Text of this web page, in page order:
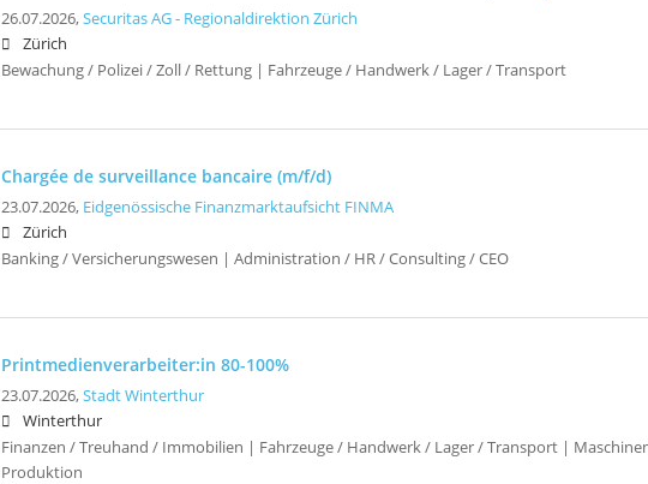
26.07.2026,Securitas AG - Regionaldirektion Zürich
Zürich
Bewachung / Polizei / Zoll / Rettung | Fahrzeuge / Handwerk / Lager / Transport
Chargée de surveillance bancaire (m/f/d)
23.07.2026, Eidgenössische Finanzmarktaufsicht FINMA
Zürich
Banking / Versicherungswesen | Administration / HR / Consulting / CEO
Printmedienverarbeiter:in 80-100%
23.07.2026,Stadt Winterthur
Winterthur
Finanzen / Treuhand / Immobilien | Fahrzeuge / Handwerk / Lager / Transport |
Produktion